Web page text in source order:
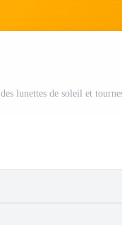
des lunettes de soleil et